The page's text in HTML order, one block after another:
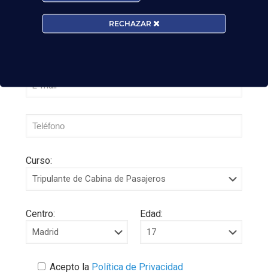
Curso:
Centro: Edad:
Acepto la Política de Privacidad
RECHAZAR